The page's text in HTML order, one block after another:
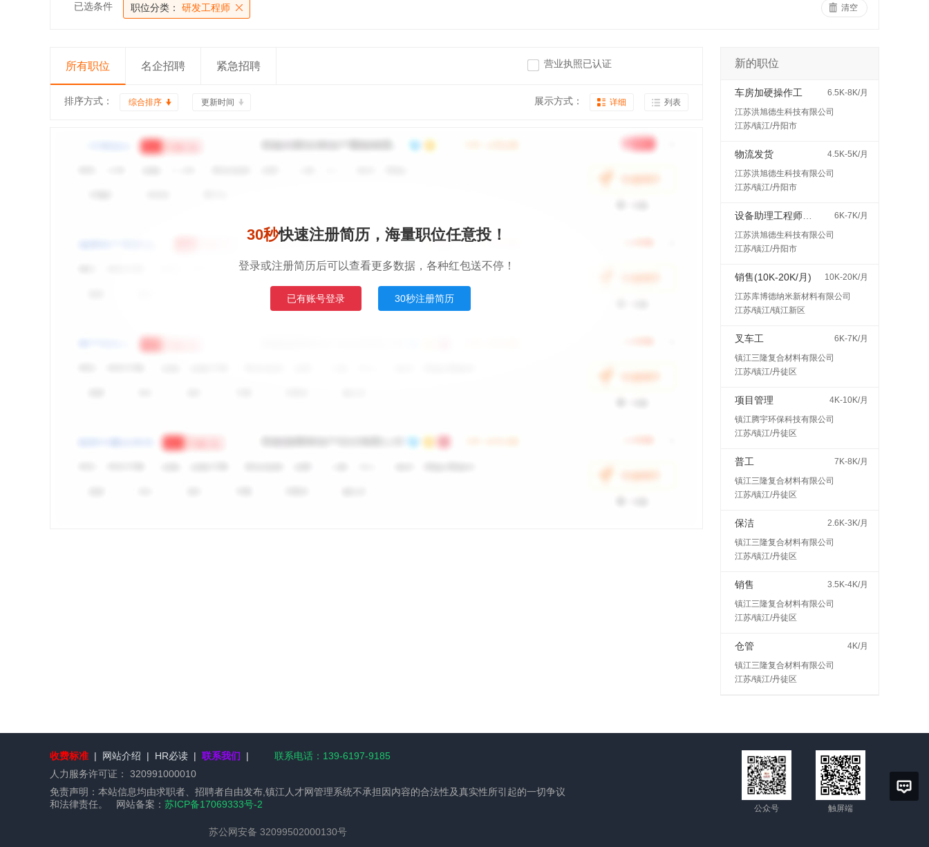
已选条件 职位分类： 研发工程师 清空
所有职位 名企招聘 紧急招聘 营业执照已认证
排序方式： 综合排序 更新时间 展示方式： 详细 列表
30秒快速注册简历，海量职位任意投！
登录或注册简历后可以查看更多数据，各种红包送不停！
已有账号登录 30秒注册简历
新的职位
车房加硬操作工
6.5K-8K/月
江苏洪旭德生科技有限公司
江苏/镇江/丹阳市
物流发货
4.5K-5K/月
江苏洪旭德生科技有限公司
江苏/镇江/丹阳市
6K-7K/月
江苏洪旭德生科技有限公司
江苏/镇江/丹阳市
销售(10K-20K/月)
10K-20K/月
江苏库博德纳米新材料有限公司
江苏/镇江/镇江新区
叉车工
6K-7K/月
镇江三隆复合材料有限公司
江苏/镇江/丹徒区
项目管理
4K-10K/月
镇江腾宇环保科技有限公司
江苏/镇江/丹徒区
普工
7K-8K/月
镇江三隆复合材料有限公司
江苏/镇江/丹徒区
保洁
2.6K-3K/月
镇江三隆复合材料有限公司
江苏/镇江/丹徒区
销售
3.5K-4K/月
镇江三隆复合材料有限公司
江苏/镇江/丹徒区
仓管
4K/月
镇江三隆复合材料有限公司
江苏/镇江/丹徒区
收费标准 | 网站介绍 | HR必读 | 联系我们 |
联系电话：139-6197-9185
人力服务许可证：
320991000010
免责声明：本站信息均由求职者、招聘者自由发布,镇江人才网管理系统不承担因内容的合法性及真实性所引起的一切争议
和法律责任。 网站备案： 苏ICP备17069333号-2
苏公网安备 32099502000130号
公众号 触屏端